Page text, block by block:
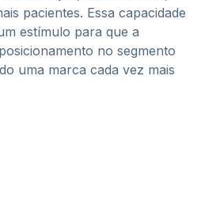
pacientes. Essa capacidade
estímulo para que a
no segmento
uma marca cada vez mais